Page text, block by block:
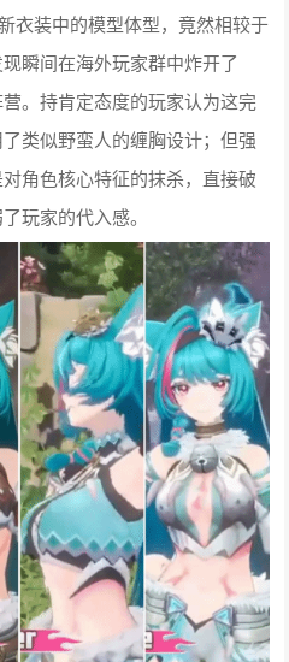
衣装中的模型体型，竟然相较于
瞬间在海外玩家群中炸开了
。持肯定态度的玩家认为这完
类似野蛮人的缠胸设计；但强
角色核心特征的抹杀，直接破
玩家的代入感。